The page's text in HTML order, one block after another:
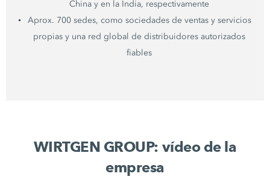
China y en la India, respectivamente
Aprox. 700 sedes, como sociedades de ventas y servicios
propias y una red global de distribuidores autorizados
fiables
WIRTGEN GROUP: vídeo de la
empresa